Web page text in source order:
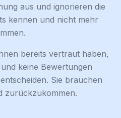
aus und ignorieren die
kennen und nicht mehr
bereits vertraut haben,
keine Bewertungen
Sie brauchen
zurückzukommen.